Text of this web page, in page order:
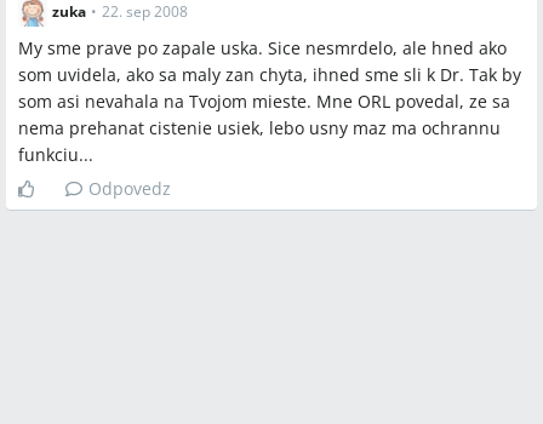
zuka • 22. sep 2008
My sme prave po zapale uska. Sice nesmrdelo, ale hned ako
som uvidela, ako sa maly zan chyta, ihned sme sli k Dr. Tak by
som asi nevahala na Tvojom mieste. Mne ORL povedal, ze sa
nema prehanat cistenie usiek, lebo usny maz ma ochrannu
funkciu...
Odpovedz